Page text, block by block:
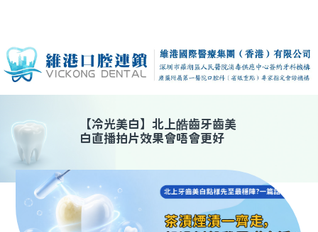
【冷光美白】 北上皓齒牙齒美
白直播拍片效果會唔會更好